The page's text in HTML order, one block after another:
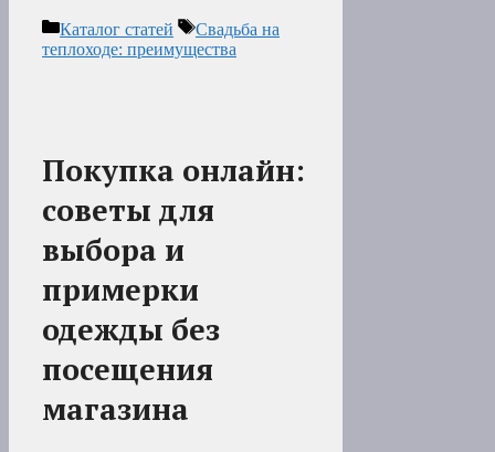
Рубрики
Каталог статей Метки
Свадьба на
теплоходе: преимущества
Покупка онлайн:
советы для
выбора и
примерки
одежды без
посещения
магазина